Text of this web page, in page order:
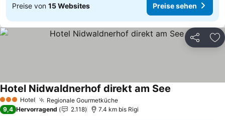
Preise von 15 Websites Preise sehen
Teilen
3 SterneHotel Regionale Gourmetküche
Hotel Nidwaldnerhof direkt am See
9,4 Hervorragend 2.118 7.4 km bis Rigi